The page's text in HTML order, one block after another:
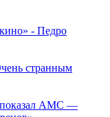
- Педро
странным
показал АМС —